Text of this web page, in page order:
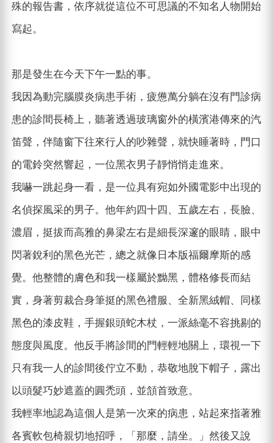
殊的報告書，依序就從這位不可思議的不知名人物開始
寫起。
那是發生在今天下午一點的事。
我因為動完腦膜炎病患手術，疲憊萬分躺在沒有門診病
患的診間長椅上，聽著透過玻璃窗外的橫濱港傳來的汽
笛聲，伴隨窗下往來行人的吵雜聲，就快睡著時，門口
的電鈴突然響起，一位黑衣男子靜悄悄走進來。
我嚇一跳起身一看，是一位具有宛如外國電影中出現的
名偵探風采的男子。他年約四十四、五歲左右，長臉、
濃眉，挺拔而高雅的鼻梁左右是細長深邃的眼睛，眼中
閃著銳利的黑色光芒，總之就像日本版福爾摩斯的感
覺。他整體的膚色和我一樣屬於黝黑，體格修長而結
實，身著剪裁合身筆挺的黑色禮服、全新黑絨帽、同樣
黑色的漆皮鞋，手握銀頭蛇木杖，一派絲毫不容挑剔的
態度與風度。他反手將診間的門輕輕地關上，環視一下
只有我一人的診間後佇立不動，恭敬地脫下帽子，露出
以頭髮巧妙遮蓋的圓禿頭，並頷首致意。
我輕率地認為這個人是第一次來的病患，站起來指著雅
各賓軟包椅親切地招呼，「那麼，請坐。」然後又說